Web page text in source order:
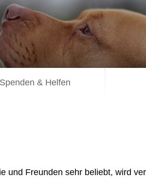
Spenden & Helfen
und Freunden sehr beliebt, wird